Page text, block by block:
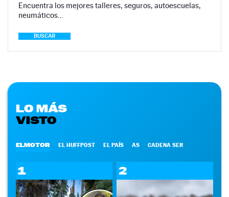
Encuentra los mejores talleres, seguros, autoescuelas,
neumáticos…
BUSCAR
LO MÁS
VISTO
ELMOTOR EL HUFFPOST EL PAÍS AS CADENA SER
1 2